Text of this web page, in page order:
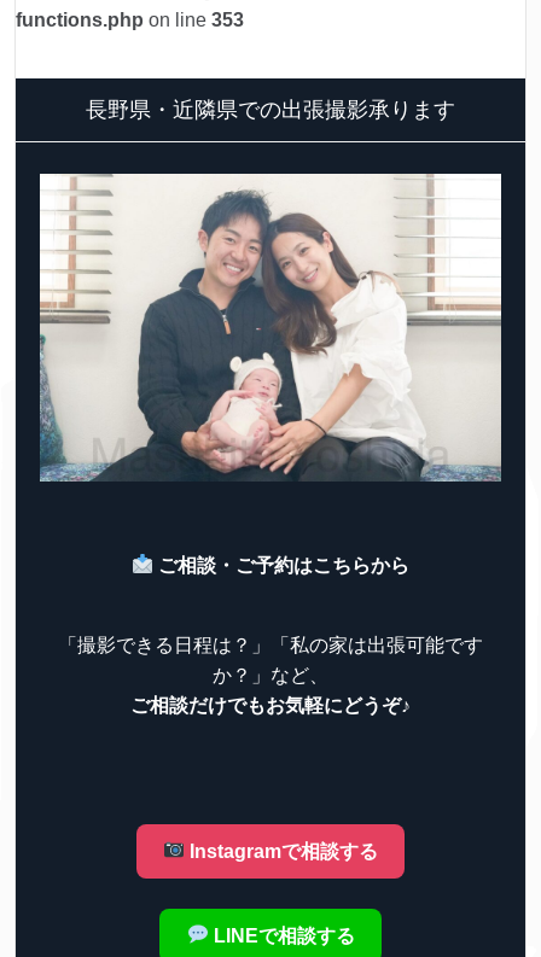
functions.php on line 353
長野県・近隣県での出張撮影承ります
ご相談・ご予約はこちらから
「撮影できる日程は？」「私の家は出張可能です
か？」など、
ご相談だけでもお気軽にどうぞ♪
Instagramで相談する
LINEで相談する